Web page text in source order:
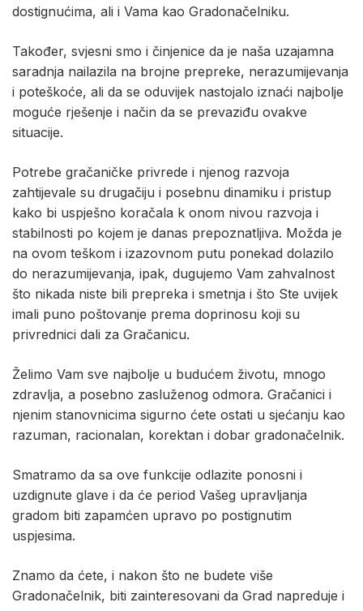
dostignućima, ali i Vama kao Gradonačelniku.
Također, svjesni smo i činjenice da je naša uzajamna
saradnja nailazila na brojne prepreke, nerazumijevanja
i poteškoće, ali da se oduvijek nastojalo iznaći najbolje
moguće rješenje i način da se prevaziđu ovakve
situacije.
Potrebe gračaničke privrede i njenog razvoja
zahtijevale su drugačiju i posebnu dinamiku i pristup
kako bi uspješno koračala k onom nivou razvoja i
stabilnosti po kojem je danas prepoznatljiva. Možda je
na ovom teškom i izazovnom putu ponekad dolazilo
do nerazumijevanja, ipak, dugujemo Vam zahvalnost
što nikada niste bili prepreka i smetnja i što Ste uvijek
imali puno poštovanje prema doprinosu koji su
privrednici dali za Gračanicu.
Želimo Vam sve najbolje u budućem životu, mnogo
zdravlja, a posebno zasluženog odmora. Gračanici i
njenim stanovnicima sigurno ćete ostati u sjećanju kao
razuman, racionalan, korektan i dobar gradonačelnik.
Smatramo da sa ove funkcije odlazite ponosni i
uzdignute glave i da će period Vašeg upravljanja
gradom biti zapamćen upravo po postignutim
uspjesima.
Znamo da ćete, i nakon što ne budete više
Gradonačelnik, biti zainteresovani da Grad napreduje i